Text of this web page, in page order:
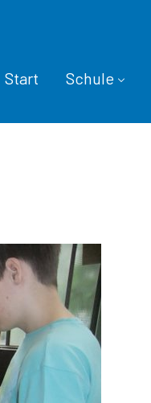
Start Schule